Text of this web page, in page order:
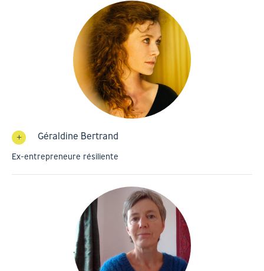
Géraldine Bertrand
Ex-entrepreneure résiliente